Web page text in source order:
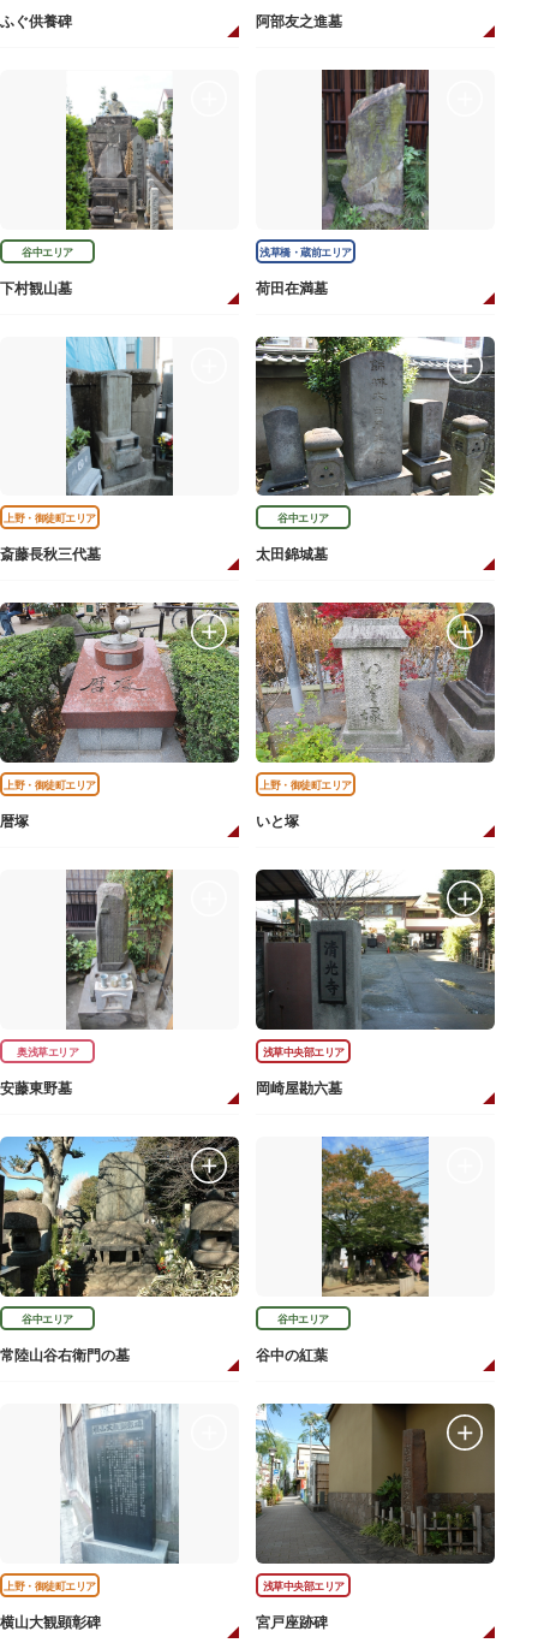
ふぐ供養碑 阿部友之進墓
谷中エリア
下村観山墓
浅草橋・蔵前エリア
荷田在満墓
上野・御徒町エリア
斎藤長秋三代墓
谷中エリア
太田錦城墓
上野・御徒町エリア
暦塚
上野・御徒町エリア
いと塚
奥浅草エリア
安藤東野墓
浅草中央部エリア
岡崎屋勘六墓
谷中エリア
常陸山谷右衛門の墓
谷中エリア
谷中の紅葉
上野・御徒町エリア
横山大観顕彰碑
浅草中央部エリア
宮戸座跡碑